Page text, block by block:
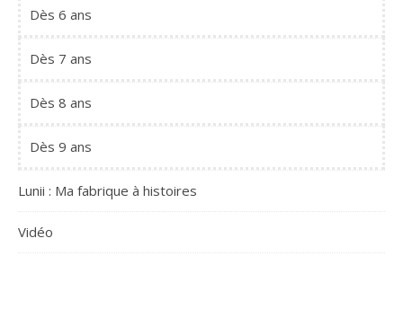
Dès 6 ans
Dès 7 ans
Dès 8 ans
Dès 9 ans
Lunii : Ma fabrique à histoires
Vidéo